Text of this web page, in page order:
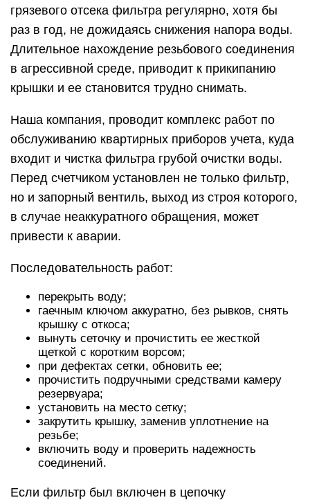
грязевого отсека фильтра регулярно, хотя бы
раз в год, не дожидаясь снижения напора воды.
Длительное нахождение резьбового соединения
в агрессивной среде, приводит к прикипанию
крышки и ее становится трудно снимать.
Наша компания, проводит комплекс работ по
обслуживанию квартирных приборов учета, куда
входит и чистка фильтра грубой очистки воды.
Перед счетчиком установлен не только фильтр,
но и запорный вентиль, выход из строя которого,
в случае неаккуратного обращения, может
привести к аварии.
Последовательность работ:
перекрыть воду;
гаечным ключом аккуратно, без рывков, снять
крышку с откоса;
вынуть сеточку и прочистить ее жесткой
щеткой с коротким ворсом;
при дефектах сетки, обновить ее;
прочистить подручными средствами камеру
резервуара;
установить на место сетку;
закрутить крышку, заменив уплотнение на
резьбе;
включить воду и проверить надежность
соединений.
Если фильтр был включен в цепочку